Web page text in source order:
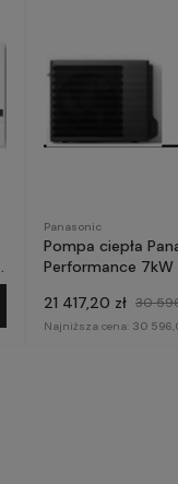
Panasonic
Pompa ciepła
Performance 7kW 1~ (seria "K")
KIT-SDC07KE5
21 417,20 zł 30
Najniższa cena: 30